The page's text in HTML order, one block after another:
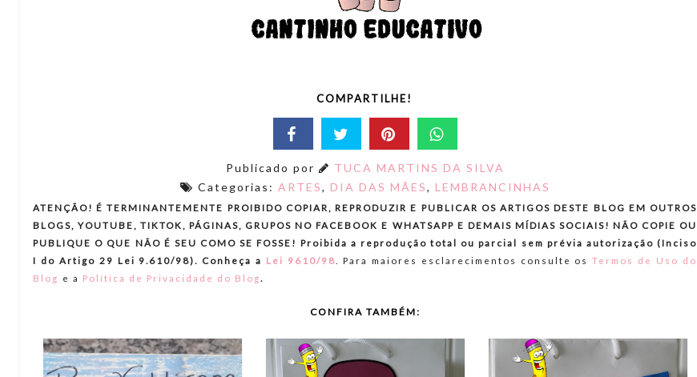
COMPARTILHE!
Publicado por
TUCA MARTINS DA SILVA
Categorias: ARTES, DIA DAS MÃES, LEMBRANCINHAS
ATENÇÃO! É TERMINANTEMENTE PROIBIDO COPIAR, REPRODUZIR E PUBLICAR OS ARTIGOS DESTE BLOG EM OUTROS
BLOGS, YOUTUBE, TIKTOK, PÁGINAS, GRUPOS NO FACEBOOK E WHATSAPP E DEMAIS MÍDIAS SOCIAIS! NÃO COPIE OU
PUBLIQUE O QUE NÃO É SEU COMO SE FOSSE! Proibida a reprodução total ou parcial sem prévia autorização (Inciso
I do Artigo 29 Lei 9.610/98). Conheça a Lei 9610/98 Para maiores esclarecimentos consulte osTermos de Uso do
Blog e a Política de Privacidade do Blog.
CONFIRA TAMBÉM: